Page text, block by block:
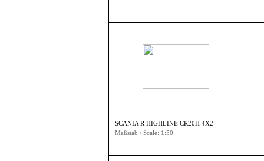
SCANIA R HIGHLINE CR20H 4X2
Maßstab / Scale: 1:50